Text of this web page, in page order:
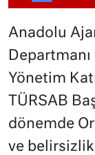
Anadolu
Yönetim
TÜRSAB
dönemde
ve